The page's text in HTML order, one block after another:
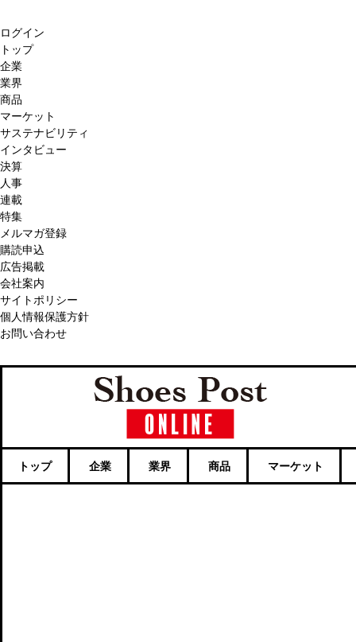
ログイン
トップ
企業
業界
商品
マーケット
サステナビリティ
インタビュー
決算
人事
連載
特集
メルマガ登録
購読申込
広告掲載
会社案内
サイトポリシー
個人情報保護方針
お問い合わせ
トップ 企業 業界 商品 マーケット